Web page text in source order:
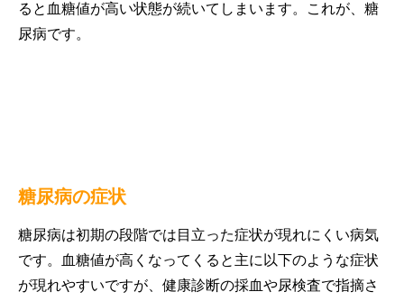
ると血糖値が高い状態が続いてしまいます。これが、糖
尿病です。
糖尿病の症状
糖尿病は初期の段階では目立った症状が現れにくい病気
です。血糖値が高くなってくると主に以下のような症状
が現れやすいですが、健康診断の採血や尿検査で指摘さ